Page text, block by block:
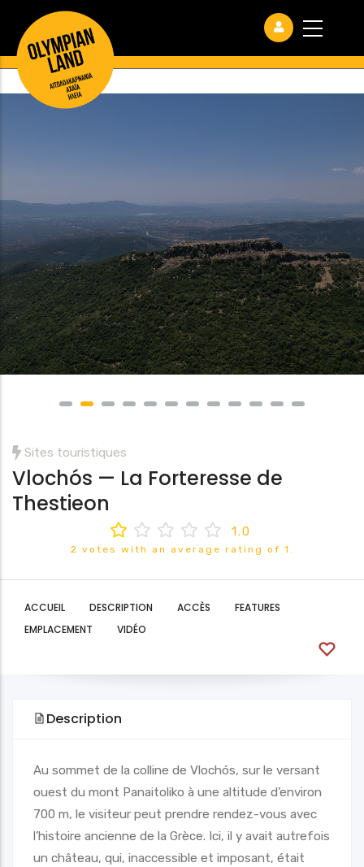
Sites touristiques
Vlochós — La Forteresse de
Thestieon
1.0
2 votes with an average rating of 1.
ACCUEIL DESCRIPTION ACCÈS
FEATURES
EMPLACEMENT
VIDÉO
Description
Au sommet de la colline de Vlochós, sur le versant
ouest du mont Panaitoliko à une altitude d’environ
700 m, le visiteur peut prendre rendez-vous avec
l’histoire ancienne de la Grèce. Ici, il y avait autrefois
un château, qui, inaccessible et imposant, était